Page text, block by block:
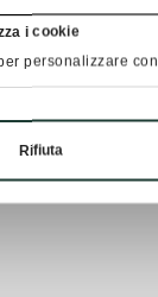
i cookie
personalizzare
Rifiuta